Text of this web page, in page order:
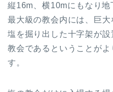
縦16m、横10mにもなり
最大級の教会内には、巨
塩を掘り出した十字架が
教会であるということが
す。